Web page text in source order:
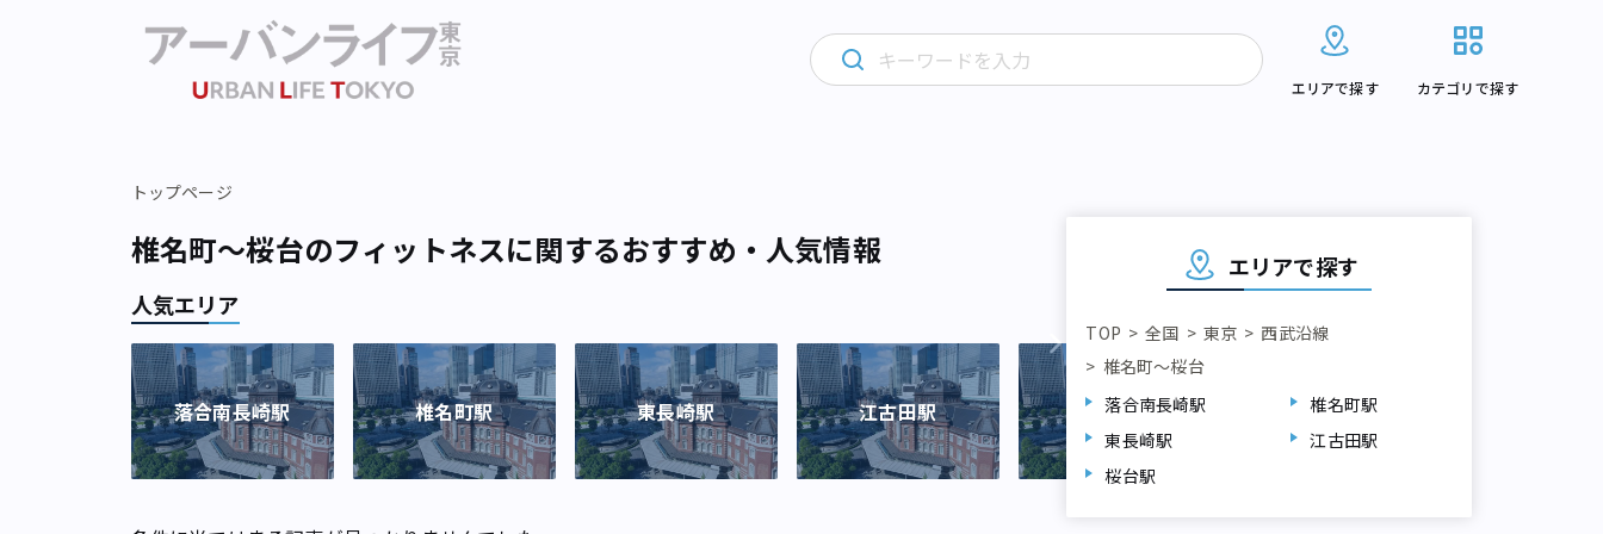
エリアで探す カテゴリで探す
トップページ
椎名町～桜台のフィットネスに関するおすすめ・人気情報
人気エリア
落合南長崎駅 椎名町駅 東長崎駅 江古田駅 桜台駅
エリアで探す
TOP 全国 東京
西武沿線
椎名町～桜台
落合南長崎駅
椎名町駅
東長崎駅
江古田駅
桜台駅